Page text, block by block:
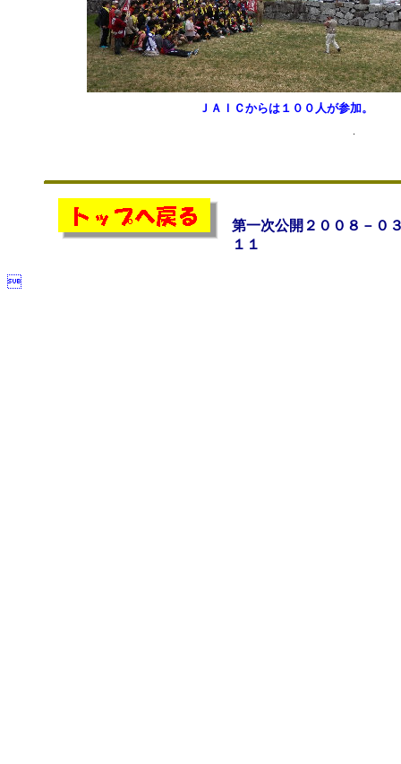
ＪＡＩＣからは１００人が参加。
第一次公開２００８－０
１１
